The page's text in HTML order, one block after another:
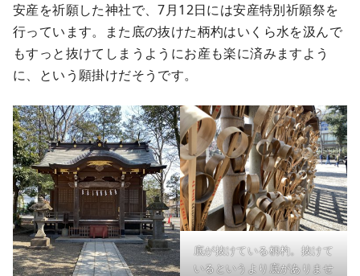
安産を祈願した神社で、7月12日には安産特別祈願祭を
行っています。また底の抜けた柄杓はいくら水を汲んで
もすっと抜けてしまうようにお産も楽に済みますよう
に、という願掛けだそうです。
底が抜けている柄杓。抜けて
いるというより底がありませ